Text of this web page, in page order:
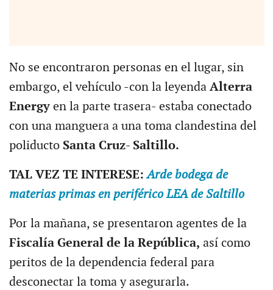
No se encontraron personas en el lugar, sin
embargo, el vehículo -con la leyenda Alterra
Energyen la parte trasera- estaba conectado
con una manguera a una toma clandestina del
poliducto Santa Cruz- Saltillo.
TAL VEZ TE INTERESE:Arde bodega de
materias primas en periférico LEA de Saltillo
Por la mañana, se presentaron agentes de la
Fiscalía General de la República, así como
peritos de la dependencia federal para
desconectar la toma y asegurarla.